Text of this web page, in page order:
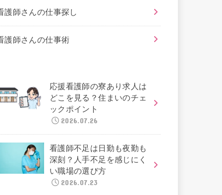
護師さんの仕事探し
護師さんの仕事術
応援看護師の寮あり求人は
どこを見る？住まいのチェ
ックポイント
2026.07.26
看護師不足は日勤も夜勤も
深刻？人手不足を感じにく
い職場の選び方
2026.07.23